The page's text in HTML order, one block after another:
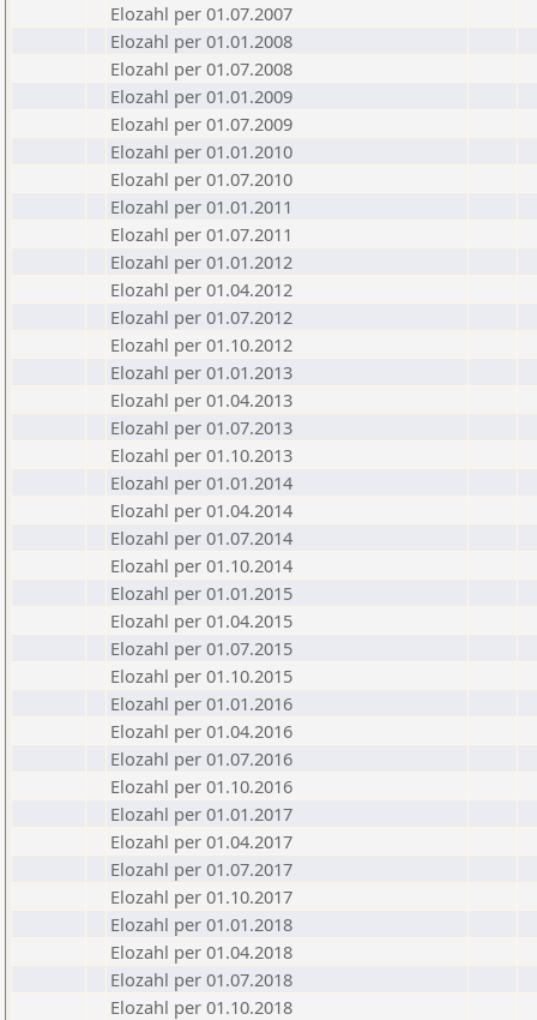
Elozahl per 01.07.2007
Elozahl per 01.01.2008
Elozahl per 01.07.2008
Elozahl per 01.01.2009
Elozahl per 01.07.2009
Elozahl per 01.01.2010
Elozahl per 01.07.2010
Elozahl per 01.01.2011
Elozahl per 01.07.2011
Elozahl per 01.01.2012
Elozahl per 01.04.2012
Elozahl per 01.07.2012
Elozahl per 01.10.2012
Elozahl per 01.01.2013
Elozahl per 01.04.2013
Elozahl per 01.07.2013
Elozahl per 01.10.2013
Elozahl per 01.01.2014
Elozahl per 01.04.2014
Elozahl per 01.07.2014
Elozahl per 01.10.2014
Elozahl per 01.01.2015
Elozahl per 01.04.2015
Elozahl per 01.07.2015
Elozahl per 01.10.2015
Elozahl per 01.01.2016
Elozahl per 01.04.2016
Elozahl per 01.07.2016
Elozahl per 01.10.2016
Elozahl per 01.01.2017
Elozahl per 01.04.2017
Elozahl per 01.07.2017
Elozahl per 01.10.2017
Elozahl per 01.01.2018
Elozahl per 01.04.2018
Elozahl per 01.07.2018
Elozahl per 01.10.2018